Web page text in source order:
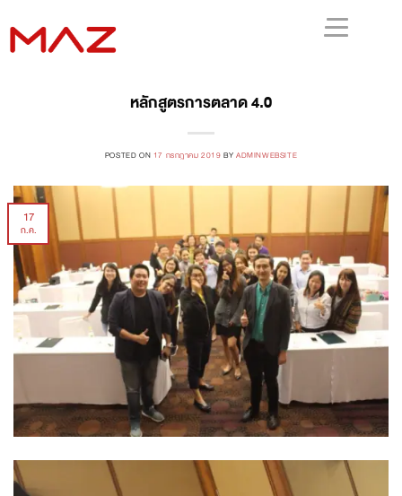
หลักสูตรการตลาด 4.0
POSTED ON 17 กรกฎาคม 2019 BYADMINWEBSITE
17
ก.ค.